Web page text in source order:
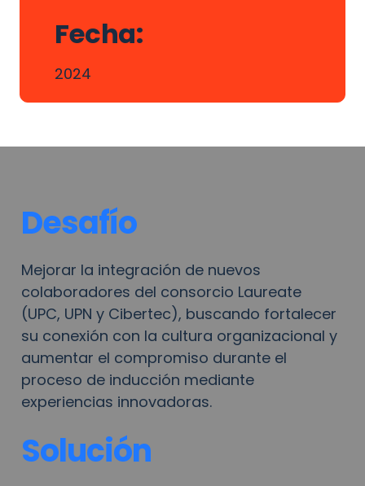
Fecha:
2024
Desafío
Mejorar la integración de nuevos
colaboradores del consorcio Laureate
(UPC, UPN y Cibertec), buscando fortalecer
su conexión con la cultura organizacional y
aumentar el compromiso durante el
proceso de inducción mediante
experiencias innovadoras.
Solución